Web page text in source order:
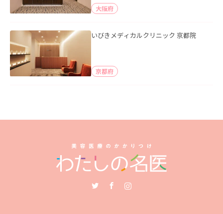
大阪府
いびきメディカルクリニック 京都院
京都府